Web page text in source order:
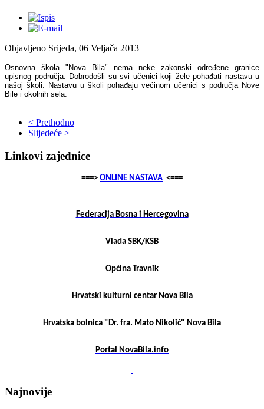
Objavljeno Srijeda, 06 Veljača 2013
Osnovna škola "Nova Bila" nema neke zakonski određene granice
upisnog područja. Dobrodošli su svi učenici koji žele pohađati nastavu u
našoj školi. Nastavu u školi pohađaju većinom učenici s područja Nove
Bile i okolnih sela.
< Prethodno
Slijedeće >
Linkovi zajednice
===> ONLINE NASTAVA <===
Federacija Bosna i Hercegovina
Vlada SBK/KSB
Općina Travnik
Hrvatski kulturni centar Nova Bila
Hrvatska bolnica "Dr. fra. Mato Nikolić" Nova Bila
Portal NovaBila.info
Najnovije